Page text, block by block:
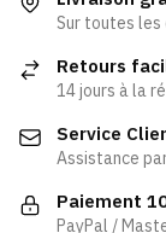
Les
sur
la
Sur toutes les
Retours
14 jours à la
Service
Assistance
Paiement
PayPal /